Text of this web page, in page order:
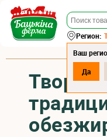
Регион:
Ваш
Да
Творог